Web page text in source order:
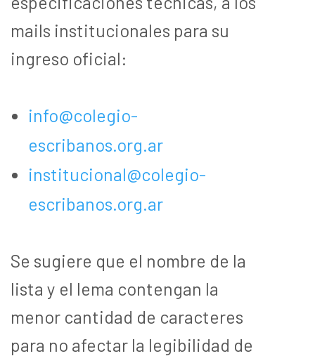
mails institucionales para su
ingreso oficial:
info@colegio-
escribanos.org.ar
institucional@colegio-
escribanos.org.ar
Se sugiere que el nombre de la
lista y el lema contengan la
menor cantidad de caracteres
para no afectar la legibilidad de